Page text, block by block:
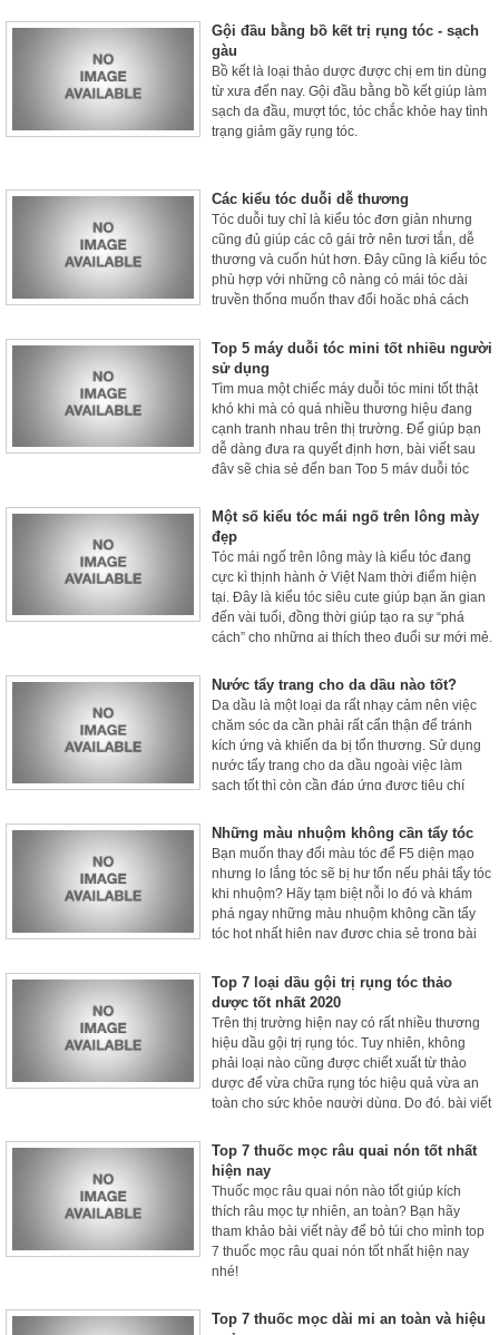
Gội đầu bằng bồ kết trị rụng tóc - sạch
gàu
Bồ kết là loại thảo dược được chị em tin dùng
từ xưa đến nay. Gội đầu bằng bồ kết giúp làm
sạch da đầu, mượt tóc, tóc chắc khỏe hay tình
trạng giảm gãy rụng tóc.
Các kiểu tóc duỗi dễ thương
Tóc duỗi tuy chỉ là kiểu tóc đơn giản nhưng
cũng đủ giúp các cô gái trở nên tươi tắn, dễ
thương và cuốn hút hơn. Đây cũng là kiểu tóc
phù hợp với những cô nàng có mái tóc dài
truyền thống muốn thay đổi hoặc phá cách
muốn duỗi tóc thì hãy tham khảo các kiểu tóc
duỗi dễ thương được gợi ý ngay sau đây nhé!
Top 5 máy duỗi tóc mini tốt nhiều người
sử dụng
Tìm mua một chiếc máy duỗi tóc mini tốt thật
khó khi mà có quá nhiều thương hiệu đang
cạnh tranh nhau trên thị trường. Để giúp bạn
dễ dàng đưa ra quyết định hơn, bài viết sau
đây sẽ chia sẻ đến bạn Top 5 máy duỗi tóc
tìm hiểu nhé.
Một số kiểu tóc mái ngố trên lông mày
đẹp
Tóc mái ngố trên lông mày là kiểu tóc đang
cực kì thịnh hành ở Việt Nam thời điểm hiện
tại. Đây là kiểu tóc siêu cute giúp bạn ăn gian
đến vài tuổi, đồng thời giúp tạo ra sự “phá
cách” cho những ai thích theo đuổi sự mới mẻ.
chân mày thì hãy tham khảo một số kiểu tóc
đẹp được chia sẻ trong bài viết sau đây nhé!
Nước tẩy trang cho da dầu nào tốt?
Da dầu là một loại da rất nhạy cảm nên việc
chăm sóc da cần phải rất cẩn thận để tránh
kích ứng và khiến da bị tổn thương. Sử dụng
nước tẩy trang cho da dầu ngoài việc làm
sạch tốt thì còn cần đáp ứng được tiêu chí
từng vấn đề như mụn hay nhạy cảm. Nếu bạn
đang tìm kiếm nước tẩy trang tốt cho da dầu
(nhờn) thì bài viết sau đây sẽ gợi ý cho bạn
những sản phẩm phù hợp.
Những màu nhuộm không cần tẩy tóc
Bạn muốn thay đổi màu tóc để F5 diện mạo
nhưng lo lắng tóc sẽ bị hư tổn nếu phải tẩy tóc
khi nhuộm? Hãy tạm biệt nỗi lo đó và khám
phá ngay những màu nhuộm không cần tẩy
tóc hot nhất hiện nay được chia sẻ trong bài
Top 7 loại dầu gội trị rụng tóc thảo
dược tốt nhất 2020
Trên thị trường hiện nay có rất nhiều thương
hiệu dầu gội trị rụng tóc. Tuy nhiên, không
phải loại nào cũng được chiết xuất từ thảo
dược để vừa chữa rụng tóc hiệu quả vừa an
toàn cho sức khỏe người dùng. Do đó, bài viết
loại dầu gội trị rụng tóc thảo dược tốt nhất
2020 để bạn mua và sử dụng.
Top 7 thuốc mọc râu quai nón tốt nhất
hiện nay
Thuốc mọc râu quai nón nào tốt giúp kích
thích râu mọc tự nhiên, an toàn? Bạn hãy
tham khảo bài viết này để bỏ túi cho mình top
7 thuốc mọc râu quai nón tốt nhất hiện nay
nhé!
Top 7 thuốc mọc dài mi an toàn và hiệu